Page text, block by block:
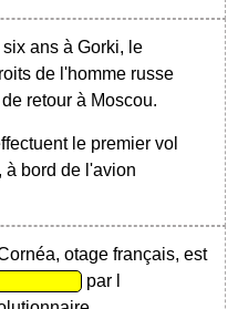
ans à Gorki, le
de l'homme russe
retour à Moscou.
le premier vol
à bord de l'avion
otage français, est
par l